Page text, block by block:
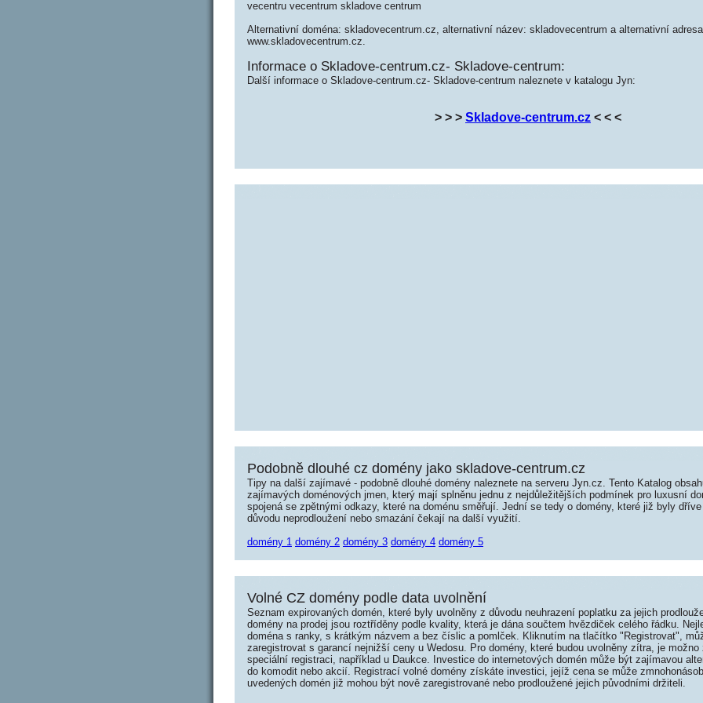
vecentru vecentrum skladove centrum
Alternativní doména: skladovecentrum.cz, alternativní název: skladovecentrum a alternativní
www.skladovecentrum.cz.
Informace o Skladove-centrum.cz- Skladove-centrum:
Další informace o Skladove-centrum.cz- Skladove-centrum naleznete v katalogu Jyn:
> > > Skladove-centrum.cz < < <
Podobně dlouhé cz domény jako skladove-centrum.cz
Tipy na další zajímavé - podobně dlouhé domény naleznete na serveru Jyn.cz. Tento Katalog
zajímavých doménových jmen, který mají splněnu jednu z nejdůležitějších podmínek pro luxusní
spojená se zpětnými odkazy, které na doménu směřují. Jední se tedy o domény, které již byly
důvodu neprodloužení nebo smazání čekají na další využití.
domény 1 domény 2 domény 3 domény 4 domény 5
Volné CZ domény podle data uvolnění
Seznam expirovaných domén, které byly uvolněny z důvodu neuhrazení poplatku za jejich
domény na prodej jsou roztříděny podle kvality, která je dána součtem hvězdiček celého řádku.
doména s ranky, s krátkým názvem a bez číslic a pomlček. Kliknutím na tlačítko "Registrovat",
zaregistrovat s garancí nejnižší ceny u Wedosu. Pro domény, které budou uvolněny zítra, je možno
speciální registraci, například u Daukce. Investice do internetových domén může být zajímavou
do komodit nebo akcií. Registrací volné domény získáte investici, jejíž cena se může
uvedených domén již mohou být nově zaregistrované nebo prodloužené jejich původními držiteli.